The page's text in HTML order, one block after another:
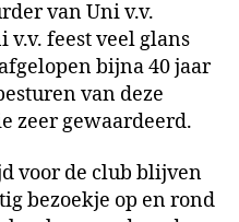
van Uni v.v.
feest veel glans
bijna 40 jaar
van deze
zeer gewaardeerd.
voor de club blijven
bezoekje op en rond